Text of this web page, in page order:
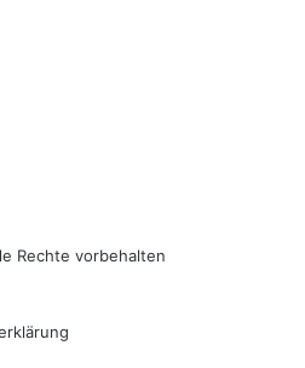
Rechte vorbehalten